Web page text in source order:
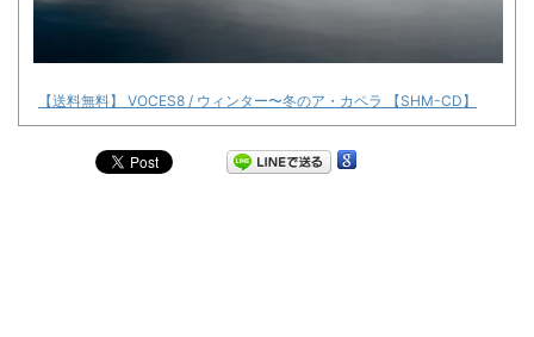
【送料無料】 VOCES8 / ウィンター〜冬のア・カペラ 【SHM-CD】